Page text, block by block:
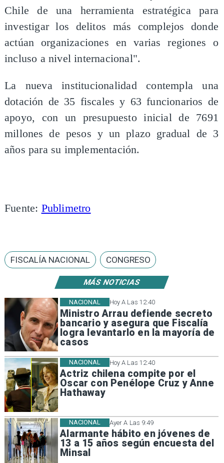
MÁS NOTICIAS
Hoy A Las 12:40
Ministro Arrau defiende secreto
bancario y asegura que Fiscalía
logra levantarlo en la mayoría de
casos
NACIONAL
Hoy A Las 12:40
Actriz chilena compite por el
Oscar con Penélope Cruz y Anne
Hathaway
NACIONAL
Ayer A Las 9:49
Alarmante hábito en jóvenes de
13 a 15 años según encuesta del
Minsal
NACIONAL
Chile de una herramienta estratégica para
investigar los delitos más complejos donde
actúan organizaciones en varias regiones o
incluso a nivel internacional".
La nueva institucionalidad contempla una
dotación de 35 fiscales y 63 funcionarios de
apoyo, con un presupuesto inicial de 7691
millones de pesos y un plazo gradual de 3
años para su implementación.
Fuente: Publimetro
FISCALÍA NACIONAL CONGRESO